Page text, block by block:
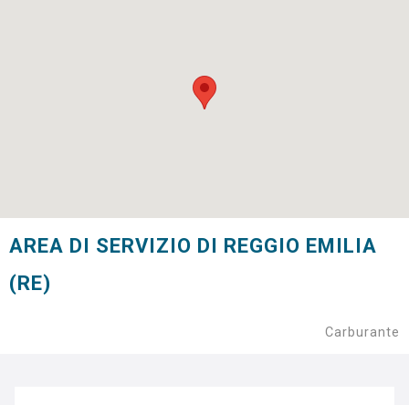
AREA DI SERVIZIO DI REGGIO EMILIA
(RE)
Carburante